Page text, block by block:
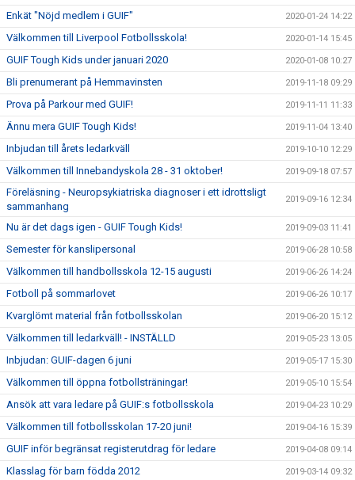
Enkät "Nöjd medlem i GUIF" 2020-01-24 14:22
Välkommen till Liverpool Fotbollsskola! 2020-01-14 15:45
GUIF Tough Kids under januari 2020 2020-01-08 10:27
Bli prenumerant på Hemmavinsten 2019-11-18 09:29
Prova på Parkour med GUIF! 2019-11-11 11:33
Ännu mera GUIF Tough Kids! 2019-11-04 13:40
Inbjudan till årets ledarkväll 2019-10-10 12:29
Välkommen till Innebandyskola 28 - 31 oktober! 2019-09-18 07:57
Föreläsning - Neuropsykiatriska diagnoser i ett idrottsligt
sammanhang
2019-09-16 12:34
Nu är det dags igen - GUIF Tough Kids! 2019-09-03 11:41
Semester för kanslipersonal 2019-06-28 10:58
Välkommen till handbollsskola 12-15 augusti 2019-06-26 14:24
Fotboll på sommarlovet 2019-06-26 10:17
Kvarglömt material från fotbollsskolan 2019-06-20 15:12
Välkommen till ledarkväll! - INSTÄLLD 2019-05-23 13:05
Inbjudan: GUIF-dagen 6 juni 2019-05-17 15:30
Välkommen till öppna fotbollsträningar! 2019-05-10 15:54
Ansök att vara ledare på GUIF:s fotbollsskola 2019-04-23 10:29
Välkommen till fotbollsskolan 17-20 juni! 2019-04-16 15:39
GUIF inför begränsat registerutdrag för ledare 2019-04-08 09:14
Klasslag för barn födda 2012 2019-03-14 09:32